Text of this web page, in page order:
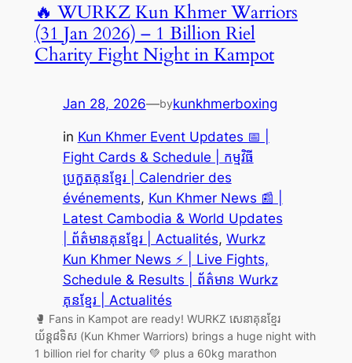
🔥 WURKZ Kun Khmer Warriors
(31 Jan 2026) – 1 Billion Riel
Charity Fight Night in Kampot
Jan 28, 2026—bykunkhmerboxing
in Kun Khmer Event Updates 📅 |
Fight Cards & Schedule | កម្មវិធី
ប្រកួតគុនខ្មែរ | Calendrier des
événements, Kun Khmer News 📰 |
Latest Cambodia & World Updates
| ព័ត៌មានគុនខ្មែរ | Actualités, Wurkz
Kun Khmer News ⚡ | Live Fights,
Schedule & Results | ព័ត៌មាន Wurkz
គុនខ្មែរ | Actualités
🥊 Fans in Kampot are ready! WURKZ សេនាគុនខ្មែរ
យ័ន្ត៨ទិស (Kun Khmer Warriors) brings a huge night with
1 billion riel for charity 💚 plus a 60kg marathon